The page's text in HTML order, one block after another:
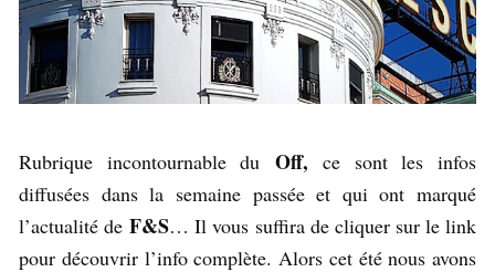
Rubrique incontournable du Off, ce sont les infos
diffusées dans la semaine passée et qui ont marqué
l’actualité deF&S… Il vous suffira de cliquer sur le link
pour découvrir l’info complète. Alors cet été nous avons